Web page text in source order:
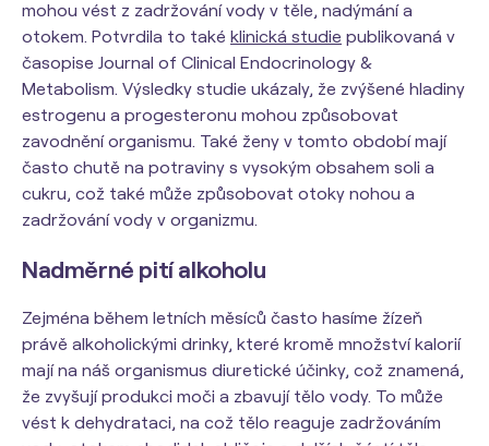
mohou vést z zadržování vody v těle, nadýmání a
otokem. Potvrdila to také klinická studie publikovaná v
časopise Journal of Clinical Endocrinology &
Metabolism. Výsledky studie ukázaly, že zvýšené hladiny
estrogenu a progesteronu mohou způsobovat
zavodnění organismu. Také ženy v tomto období mají
často chutě na potraviny s vysokým obsahem soli a
cukru, což také může způsobovat otoky nohou a
zadržování vody v organizmu.
Nadměrné pití alkoholu
Zejména během letních měsíců často hasíme žízeň
právě alkoholickými drinky, které kromě množství kalorií
mají na náš organismus diuretické účinky, což znamená,
že zvyšují produkci moči a zbavují tělo vody. To může
vést k dehydrataci, na což tělo reaguje zadržováním